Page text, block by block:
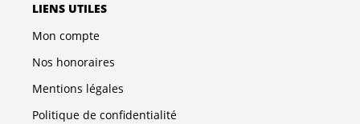
LIENS UTILES
Mon compte
Nos honoraires
Mentions légales
Politique de confidentialité